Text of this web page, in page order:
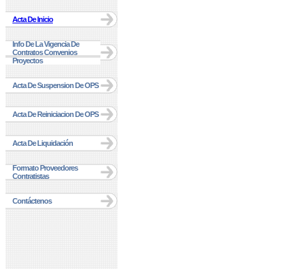
Acta De Inicio
Info De La Vigencia De
Contratos Convenios
Proyectos
Acta De Suspension De OPS
Acta De Reiniciacion De OPS
Acta De Liquidación
Formato Proveedores
Contratistas
Contáctenos